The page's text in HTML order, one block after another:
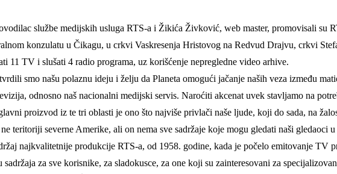
službe medijskih usluga RTS-a i Žikića Živković, web master, promovisali su
konzulatu u Čikagu, u crkvi Vaskresenja Hristovog na Redvud Drajvu, crkvi
11 TV i slušati 4 radio programa, uz korišćenje nepregledne video arhive.
smo našu polaznu ideju i želju da Planeta omogući jačanje naših veza između
odnosno naš nacionalni medijski servis. Naroćiti akcenat uvek stavljamo na
proizvod iz te tri oblasti je ono što najviše privlači naše ljude, koji do sada, na
teritoriji severne Amerike, ali on nema sve sadržaje koje mogu gledati naši gledaoci
najkvalitetnije produkcije RTS-a, od 1958. godine, kada je počelo emitovanje TV
za sve korisnike, za sladokusce, za one koji su zainteresovani za